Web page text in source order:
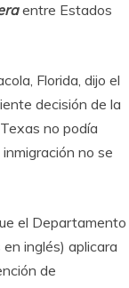
entre Estados
Florida, dijo el
decisión de la
no podía
no se
el Departamento
inglés) aplicara
de